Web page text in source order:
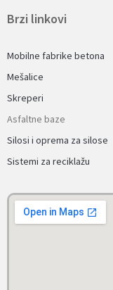
Brzi linkovi
Mobilne fabrike betona
Mešalice
Skreperi
Asfaltne baze
Silosi i oprema za silose
Sistemi za reciklažu